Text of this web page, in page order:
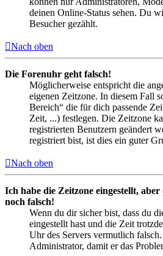
deinen Online-Status sehen. Du
Besucher gezählt.
Nach oben
Die Forenuhr geht falsch!
Möglicherweise entspricht die
eigenen Zeitzone. In diesem Fall
Bereich“ die für dich passende
Zeit, ...) festlegen. Die Zeitzone
registrierten Benutzern geändert
registriert bist, ist dies ein guter
Nach oben
Ich habe die Zeitzone eingestellt,
noch falsch!
Wenn du dir sicher bist, dass du
eingestellt hast und die Zeit
Uhr des Servers vermutlich
Administrator, damit er das